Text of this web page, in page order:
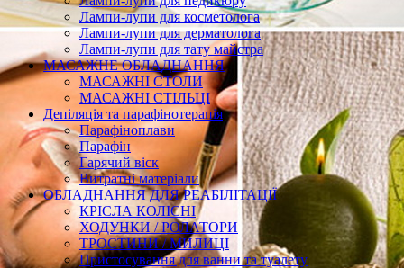
Лампи-лупи для косметолога
Лампи-лупи для дерматолога
Лампи-лупи для тату майстра
МАСАЖНЕ ОБЛАДНАННЯ
МАСАЖНІ СТОЛИ
МАСАЖНІ СТІЛЬЦІ
Депіляція та парафінотерапія
Парафіноплави
Парафін
Гарячий віск
Витратні матеріали
ОБЛАДНАННЯ ДЛЯ РЕАБІЛІТАЦІЇ
КРІСЛА КОЛІСНІ
ХОДУНКИ / РОЛАТОРИ
ТРОСТИНИ / МИЛИЦІ
Пристосування для ванни та туалету